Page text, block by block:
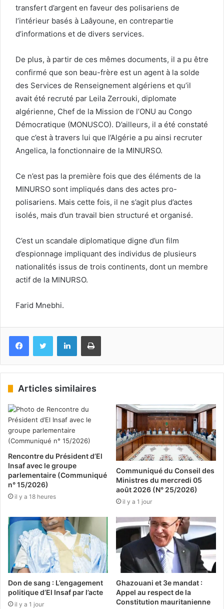
transfert d’argent en faveur des polisariens de
l’intérieur basés à Laâyoune, en contrepartie
d’informations et de divers services.
De plus, à partir de ces mêmes documents, il a pu être
confirmé que son beau-frère est un agent à la solde
des Services de Renseignement algériens et qu’il
avait été recruté par Leila Zerrouki, diplomate
algérienne, Chef de la Mission de l’ONU au Congo
Démocratique (MONUSCO). D’ailleurs, il a été constaté
que c’est à travers lui que l’Algérie a pu ainsi recruter
Angelica, la fonctionnaire de la MINURSO.
Ce n’est pas la première fois que des éléments de la
MINURSO sont impliqués dans des actes pro-
polisariens. Mais cette fois, il ne s’agit plus d’actes
isolés, mais d’un travail bien structuré et organisé.
C’est un scandale diplomatique digne d’un film
d’espionnage impliquant des individus de plusieurs
nationalités issus de trois continents, dont un membre
actif de la MINURSO.
Farid Mnebhi.
FacebookTwitter LinkedinImprimer
Articles similaires
Rencontre du Président d’El
Insaf avec le groupe
parlementaire (Communiqué
n° 15/2026)
il y a 18 heures
Communiqué du Conseil des
Ministres du mercredi 05
août 2026 (N° 25/2026)
il y a 1 jour
Don de sang : L’engagement
politique d’El Insaf par l’acte
il y a 1 jour
Ghazouani et 3e mandat :
Appel au respect de la
Constitution mauritanienne